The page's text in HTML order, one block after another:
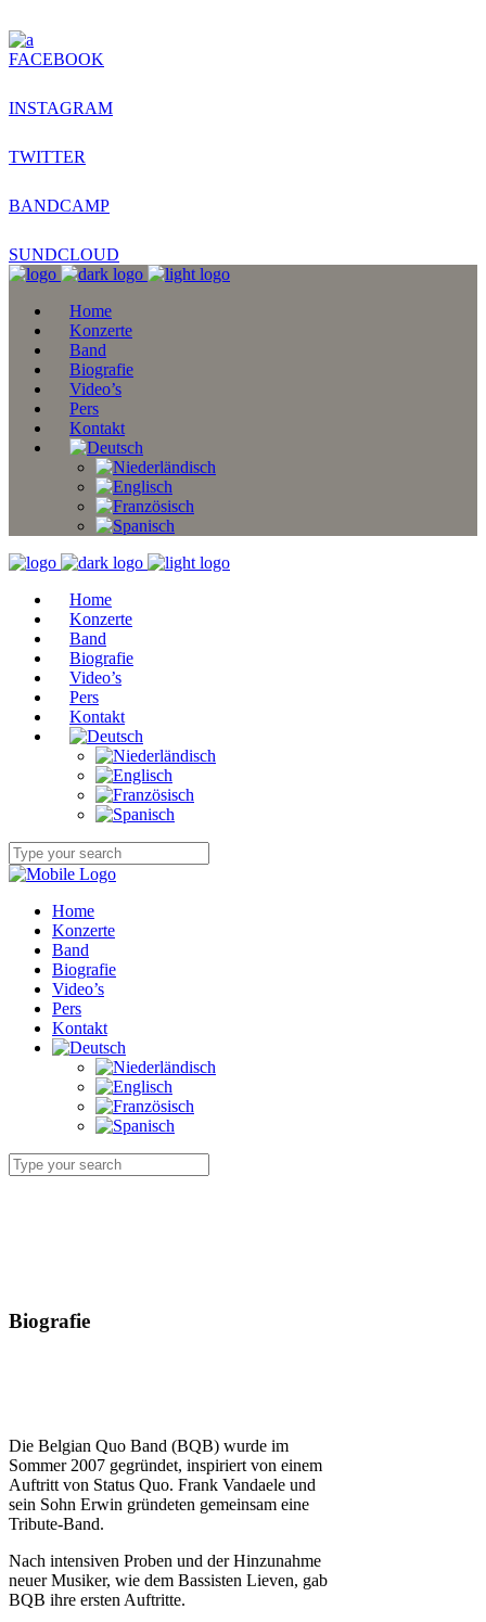
FACEBOOK
INSTAGRAM
TWITTER
BANDCAMP
SUNDCLOUD
Home
Konzerte
Band
Biografie
Video’s
Pers
Kontakt
Home
Konzerte
Band
Biografie
Video’s
Pers
Kontakt
Home
Konzerte
Band
Biografie
Video’s
Pers
Kontakt
Biografie
Die Belgian Quo Band (BQB) wurde im
Sommer 2007 gegründet, inspiriert von einem
Auftritt von Status Quo. Frank Vandaele und
sein Sohn Erwin gründeten gemeinsam eine
Tribute-Band.
Nach intensiven Proben und der Hinzunahme
neuer Musiker, wie dem Bassisten Lieven, gab
BQB ihre ersten Auftritte.